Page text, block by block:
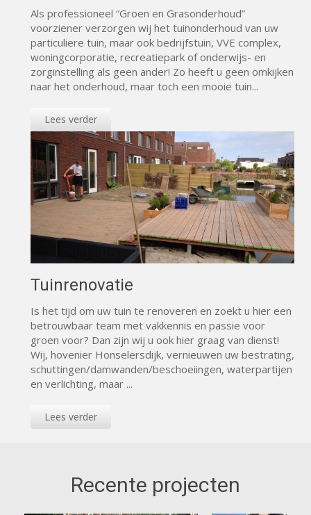
Als professioneel “Groen en Grasonderhoud”
voorziener verzorgen wij het tuinonderhoud van uw
particuliere tuin, maar ook bedrijfstuin, VVE complex,
woningcorporatie, recreatiepark of onderwijs- en
zorginstelling als geen ander! Zo heeft u geen omkijken
naar het onderhoud, maar toch een mooie tuin...
Lees verder
Tuinrenovatie
Is het tijd om uw tuin te renoveren en zoekt u hier een
betrouwbaar team met vakkennis en passie voor
groen voor? Dan zijn wij u ook hier graag van dienst!
Wij, hovenier Honselersdijk, vernieuwen uw bestrating,
schuttingen/damwanden/beschoeiingen, waterpartijen
en verlichting, maar ...
Lees verder
Recente projecten